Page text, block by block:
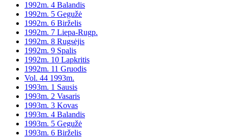
1992m. 4 Balandis
1992m. 5 Gegužė
1992m. 6 Birželis
1992m. 7 Liepa-Rugp.
1992m. 8 Rugsėjis
1992m. 9 Spalis
1992m. 10 Lapkritis
1992m. 11 Gruodis
Vol. 44 1993m.
1993m. 1 Sausis
1993m. 2 Vasaris
1993m. 3 Kovas
1993m. 4 Balandis
1993m. 5 Gegužė
1993m. 6 Birželis